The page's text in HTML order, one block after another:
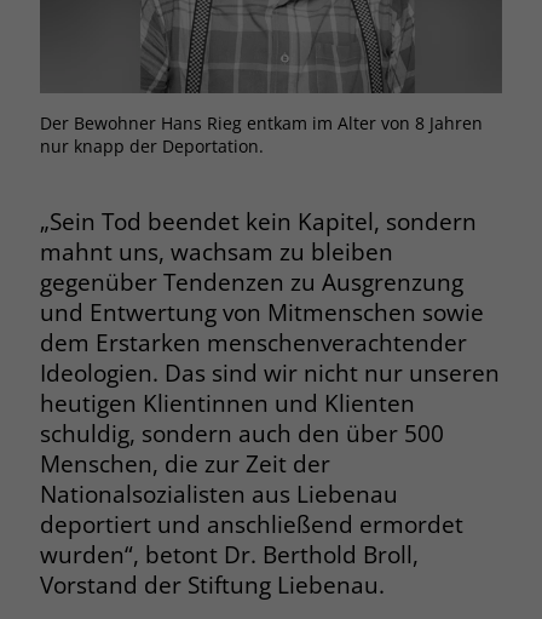
Der Bewohner Hans Rieg entkam im Alter von 8 Jahren
nur knapp der Deportation.
„Sein Tod beendet kein Kapitel, sondern
mahnt uns, wachsam zu bleiben
gegenüber Tendenzen zu Ausgrenzung
und Entwertung von Mitmenschen sowie
dem Erstarken menschenverachtender
Ideologien. Das sind wir nicht nur unseren
heutigen Klientinnen und Klienten
schuldig, sondern auch den über 500
Menschen, die zur Zeit der
Nationalsozialisten aus Liebenau
deportiert und anschließend ermordet
wurden“, betont Dr. Berthold Broll,
Vorstand der Stiftung Liebenau.
PHPSESSID
stiftung-liebenau.de
Laufzeit Session
Zweck
Behält die Zustände des Benutzers bei
allen Seitenanfragen bei.
Name cookie_optin
Anbieter www.stiftung-liebenau.de
Laufzeit 1 Monat
Zweck
Behält die Zustimmung des Benutzers
zum Cookie Opt-In
Name __cf_bm
Browsers und die Einstellungen
exklusiv für diese Website zu speichern.
Dadurch wird gewährleistet, dass
derselben Website durchgeführt
werden, mit derselben
Name _clsk
Anbieter www.clarity.ms
Laufzeit 1 Jahr
Zweck
Microsoft Clarity setzt dieses Cookie,
um die Seitenaufrufe eines Benutzers
zu speichern und in einer einzigen
Sitzungsaufzeichnung
zusammenzufassen.
Name _gcl_au